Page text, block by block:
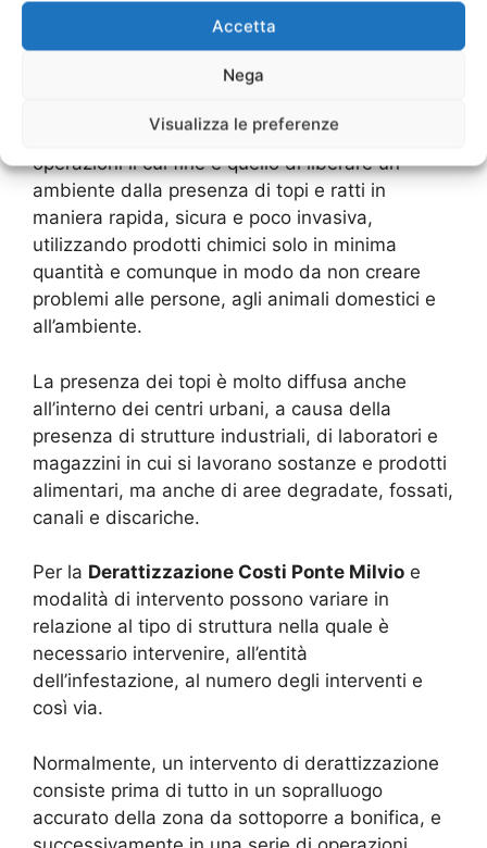
Accetta
Nega
Visualizza le preferenze
Ponte Milvioe
modalità di intervento
La derattizzazione consiste in una serie di
operazioni il cui fine è quello di liberare un
ambiente dalla presenza di topi e ratti in
maniera rapida, sicura e poco invasiva,
utilizzando prodotti chimici solo in minima
quantità e comunque in modo da non creare
problemi alle persone, agli animali domestici e
all’ambiente.
La presenza dei topi è molto diffusa anche
all’interno dei centri urbani, a causa della
presenza di strutture industriali, di laboratori e
magazzini in cui si lavorano sostanze e prodotti
alimentari, ma anche di aree degradate, fossati,
canali e discariche.
Per la Derattizzazione Costi Ponte Milvio e
modalità di intervento possono variare in
relazione al tipo di struttura nella quale è
necessario intervenire, all’entità
dell’infestazione, al numero degli interventi e
così via.
Normalmente, un intervento di derattizzazione
consiste prima di tutto in un sopralluogo
accurato della zona da sottoporre a bonifica, e